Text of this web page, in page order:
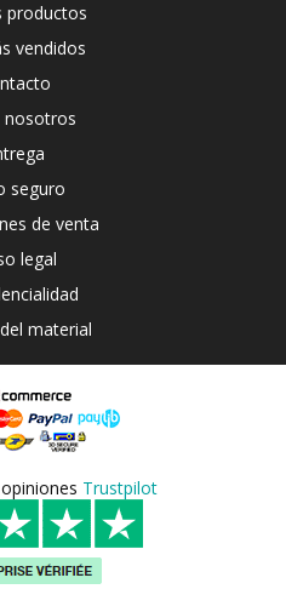
productos
vendidos
nosotros
seguro
de venta
legal
material
Trustpilot